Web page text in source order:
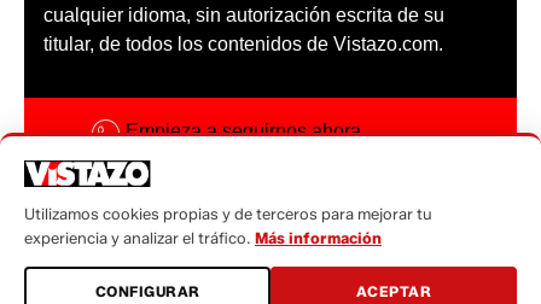
cualquier idioma, sin autorización escrita de su
titular, de todos los contenidos de Vistazo.com.
Empieza a seguirnos ahora
Código ética
Sugerencias a:
sugerencias@vistazo.com
Utilizamos cookies propias y de terceros para mejorar tu
experiencia y analizar el tráfico. Más información
CONFIGURAR ACEPTAR